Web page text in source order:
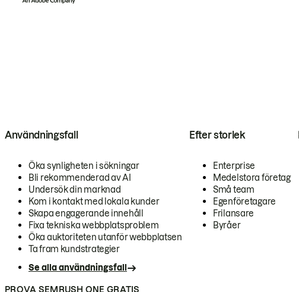
Användningsfall
Öka synligheten i sökningar
Bli rekommenderad av AI
Undersök din marknad
Kom i kontakt med lokala kunder
Skapa engagerande innehåll
Fixa tekniska webbplatsproblem
Öka auktoriteten utanför webbplatsen
Ta fram kundstrategier
Se alla användningsfall
Efter storlek
Enterprise
Medelstora företag
Små team
Egenföretagare
Frilansare
Byråer
PROVA SEMRUSH ONE GRATIS